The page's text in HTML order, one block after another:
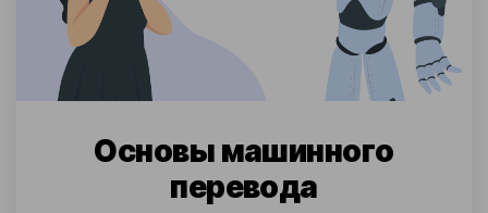
Основы машинного
перевода